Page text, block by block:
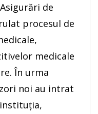
de
procesul de
medicale
În urma
noi au intrat